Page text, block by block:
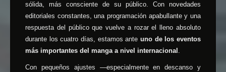
sólida, más consciente de su público. Con novedades
editoriales constantes, una programación apabullante y una
respuesta del público que vuelve a rozar el lleno absoluto
durante los cuatro días, estamos ante uno de los eventos
más importantes del manga a nivel internacional .
Con pequeños ajustes —especialmente en descanso y